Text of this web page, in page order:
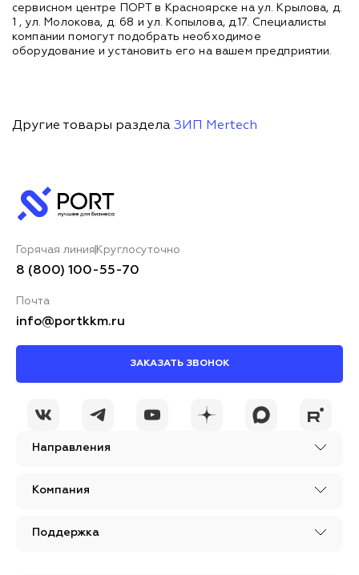
сервисном центре ПОРТ в Красноярске на ул. Крылова, д.
1 , ул. Молокова, д. 68 и ул. Копылова, д.17. Специалисты
компании помогут подобрать необходимое
оборудование и установить его на вашем предприятии.
Другие товары раздела ЗИП Mertech
Направления
Компания
Поддержка
Горячая линия Круглосуточно
8 (800) 100-55-70
Почта
info@portkkm.ru
ЗАКАЗАТЬ ЗВОНОК